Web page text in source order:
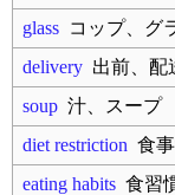
glass コップ、グ
delivery 出前、配
soup 汁、スープ
diet restriction 食
eating habits 食習